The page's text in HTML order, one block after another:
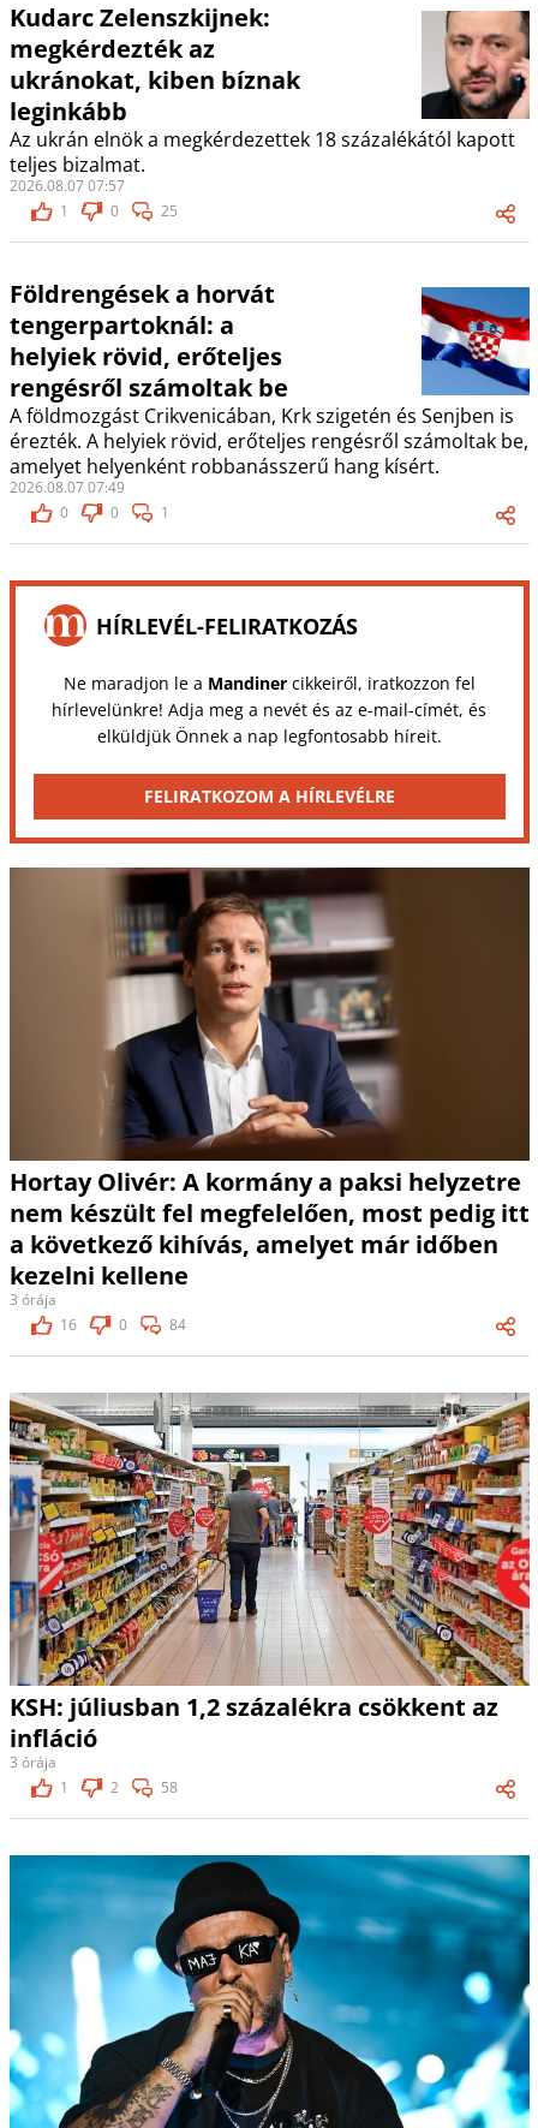
Kudarc Zelenszkijnek:
megkérdezték az
ukránokat, kiben bíznak
leginkább
Az ukrán elnök a megkérdezettek 18 százalékától kapott
teljes bizalmat.
2026.08.07 07:57
1
0 25
Földrengések a horvát
tengerpartoknál: a
helyiek rövid, erőteljes
rengésről számoltak be
A földmozgást Crikvenicában, Krk szigetén és Senjben is
érezték. A helyiek rövid, erőteljes rengésről számoltak be,
amelyet helyenként robbanásszerű hang kísért.
2026.08.07 07:49
0
0 1
HÍRLEVÉL-FELIRATKOZÁS
Ne maradjon le a Mandinercikkeiről, iratkozzon fel
hírlevelünkre! Adja meg a nevét és az e-mail-címét, és
elküldjük Önnek a nap legfontosabb híreit.
FELIRATKOZOM A HÍRLEVÉLRE
Hortay Olivér: A kormány a paksi helyzetre
nem készült fel megfelelően, most pedig itt
a következő kihívás, amelyet már időben
kezelni kellene
3 órája
16
0 84
KSH: júliusban 1,2 százalékra csökkent az
infláció
3 órája
1
2 58